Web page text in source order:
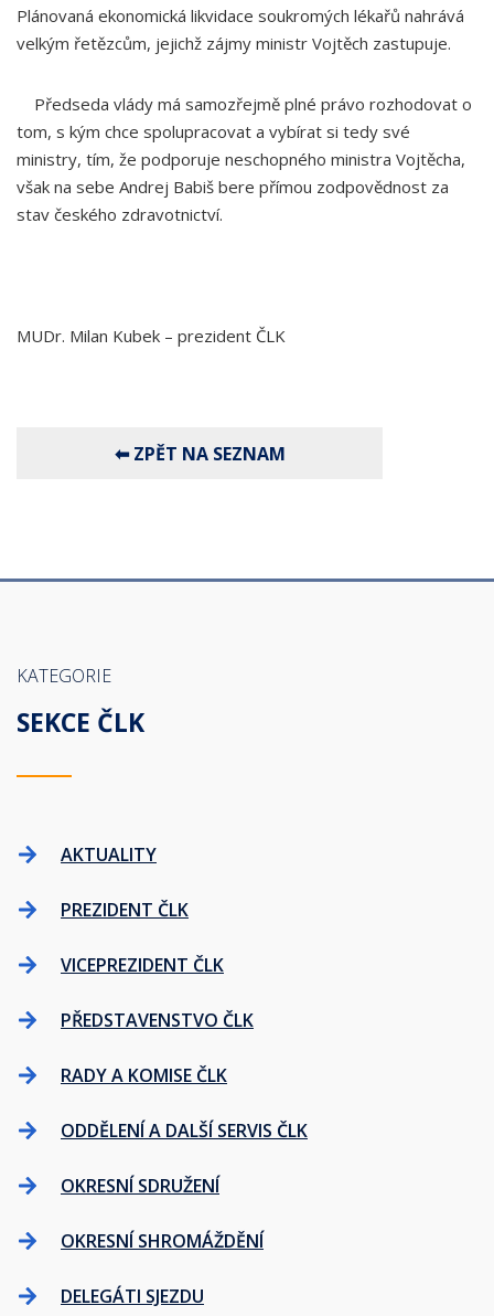
Plánovaná ekonomická likvidace soukromých lékařů nahrává
velkým řetězcům, jejichž zájmy ministr Vojtěch zastupuje.
Předseda vlády má samozřejmě plné právo rozhodovat o
tom, s kým chce spolupracovat a vybírat si tedy své
ministry, tím, že podporuje neschopného ministra Vojtěcha,
však na sebe Andrej Babiš bere přímou zodpovědnost za
stav českého zdravotnictví.
MUDr. Milan Kubek – prezident ČLK
KATEGORIE
SEKCE ČLK
AKTUALITY
PREZIDENT ČLK
VICEPREZIDENT ČLK
PŘEDSTAVENSTVO ČLK
RADY A KOMISE ČLK
ODDĚLENÍ A DALŠÍ SERVIS ČLK
OKRESNÍ SDRUŽENÍ
OKRESNÍ SHROMÁŽDĚNÍ
DELEGÁTI SJEZDU